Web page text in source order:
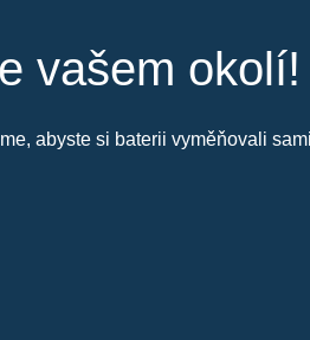
vašem okolí!
abyste si baterii vyměňovali